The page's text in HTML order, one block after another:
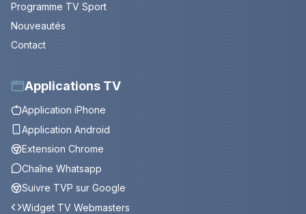
Programme TV Sport
Nouveautés
Contact
Applications TV
Application iPhone
Application Android
Extension Chrome
Chaîne Whatsapp
Suivre TVP sur Google
Widget TV Webmasters